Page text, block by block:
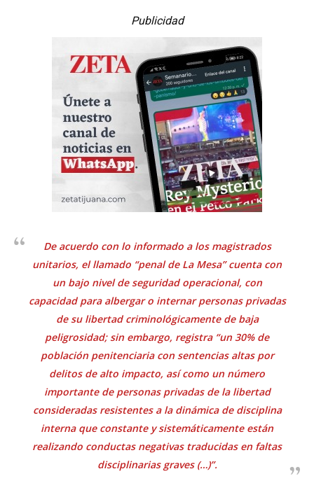
Publicidad
De acuerdo con lo informado a los magistrados
unitarios, el llamado “penal de La Mesa” cuenta con
un bajo nivel de seguridad operacional, con
capacidad para albergar o internar personas privadas
de su libertad criminológicamente de baja
peligrosidad; sin embargo, registra “un 30% de
población penitenciaria con sentencias altas por
delitos de alto impacto, así como un número
importante de personas privadas de la libertad
consideradas resistentes a la dinámica de disciplina
interna que constante y sistemáticamente están
realizando conductas negativas traducidas en faltas
disciplinarias graves(…)”.